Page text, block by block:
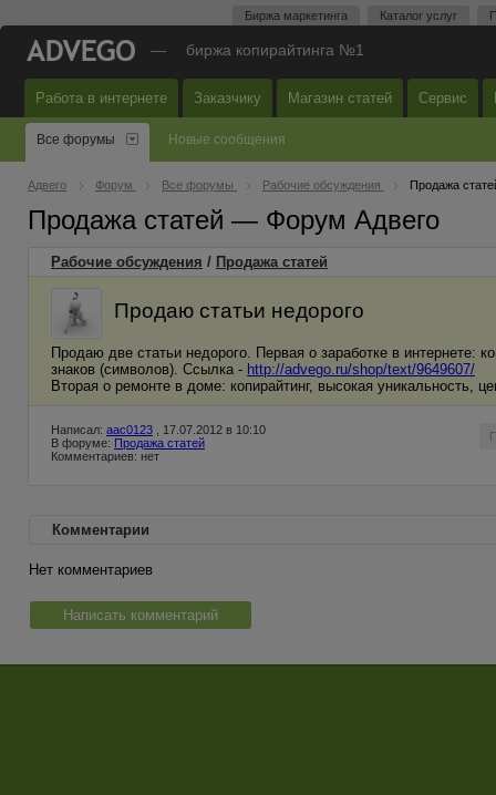
Биржа маркетинга Каталог услуг
— биржа копирайтинга №1
Работа в интернете Заказчику Магазин статей Сервис
Все форумы Новые сообщения
Адвего Форум Все форумы Рабочие обсуждения Продажа
Продажа статей — Форум Адвего
Рабочие обсуждения / Продажа статей
Продаю статьи недорого
Продаю две статьи недорого. Первая о заработке в интернете:
знаков (символов). Ссылка - http://advego.ru/shop/text/9649607/
Вторая о ремонте в доме: копирайтинг, высокая уникальность,
Написал: aac0123 , 17.07.2012 в 10:10
В форуме: Продажа статей
Комментариев: нет
Комментарии
Нет комментариев
Написать комментарий